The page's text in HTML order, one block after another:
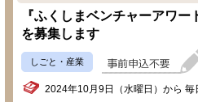
『ふくしまベンチャーアワ
を募集します
しごと・産業
2024年10月9日（水曜日）から 毎